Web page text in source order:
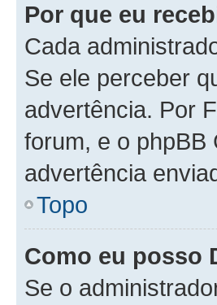
Por que eu
Cada
Se ele perceber
advertência. Por
forum, e o phpBB
advertência
Topo
Como eu posso
Se o